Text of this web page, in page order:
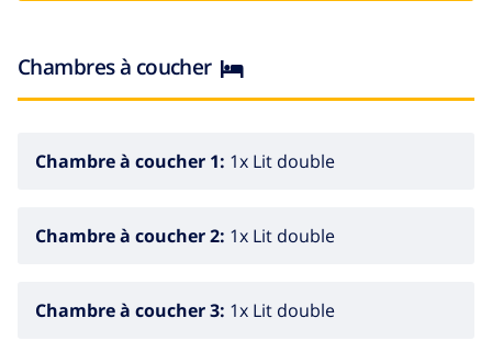
Cette annexe, située juste en face de la piscine,
comprend un salon, une chambre double, une salle de
profiter pleinement de l’été.
Chambres à coucher
Chambre à coucher 1: 1x Lit double
Chambre à coucher 2: 1x Lit double
Chambre à coucher 3: 1x Lit double